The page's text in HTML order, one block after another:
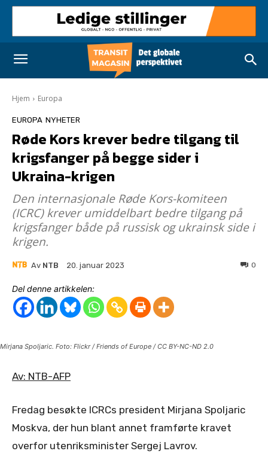
Hjem Europa
EUROPA NYHETER
Røde Kors krever bedre tilgang til
krigsfanger på begge sider i
Ukraina-krigen
Den internasjonale Røde Kors-komiteen
(ICRC) krever umiddelbart bedre tilgang på
krigsfanger både på russisk og ukrainsk side i
krigen.
Av NTB 20. januar 2023 0
Del denne artikkelen:
Mirjana Spoljaric. Foto: Flickr / Friends of Europe / CC BY-NC-ND 2.0
Av: NTB-AFP
Fredag besøkte ICRCs president Mirjana Spoljaric
Moskva, der hun blant annet framførte kravet
overfor utenriksminister Sergej Lavrov.